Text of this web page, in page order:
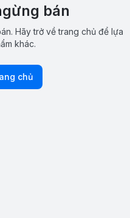
bán
Hãy trở về trang chủ để lựa
khác.
chủ